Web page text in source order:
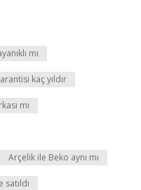
mı
kaç yıldır
mı
Arçelik ile Beko aynı mı